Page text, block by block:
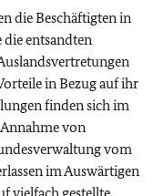
die Beschäftigten in
die entsandten
in Bezug auf ihr
finden sich im
von
vom
im Auswärtigen
vielfach gestellte